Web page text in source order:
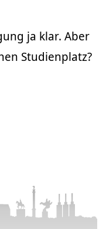
ja klar. Aber
Studienplatz?